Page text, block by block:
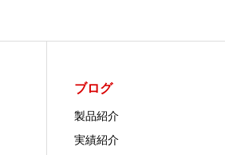
ブログ
製品紹介
実績紹介